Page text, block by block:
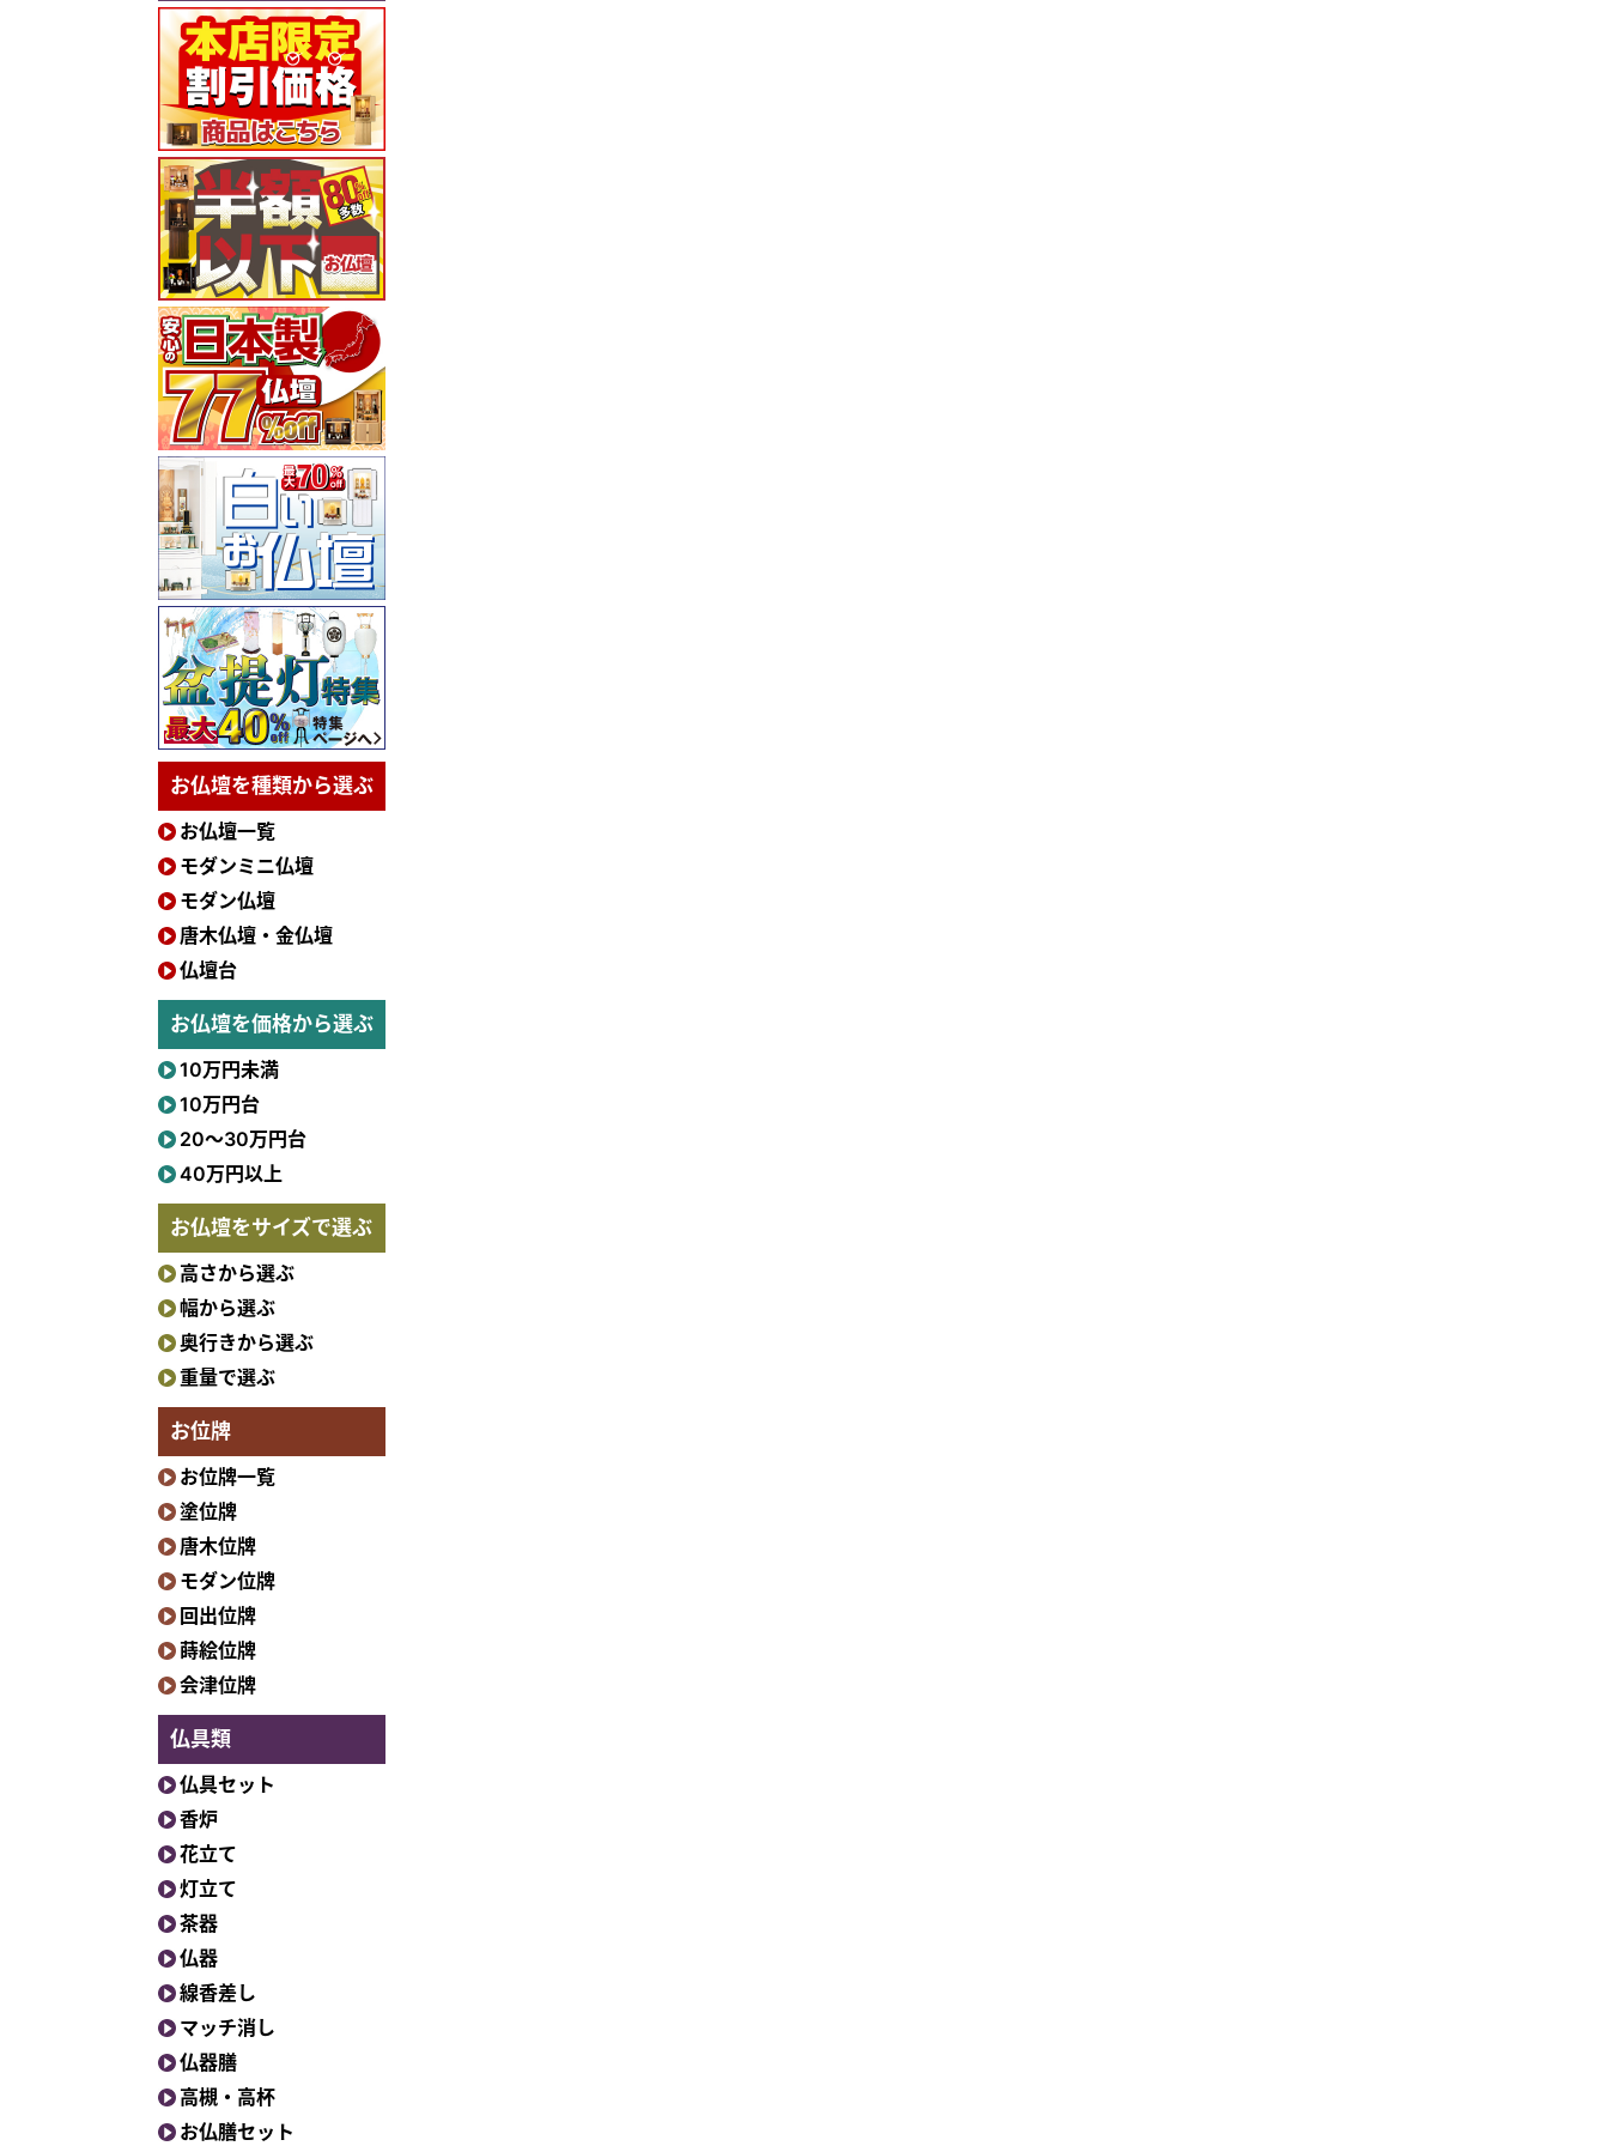
お仏壇を種類から選ぶ
お仏壇一覧
モダンミニ仏壇
モダン仏壇
唐木仏壇・金仏壇
仏壇台
お仏壇を価格から選ぶ
10万円未満
10万円台
20〜30万円台
40万円以上
お仏壇をサイズで選ぶ
高さから選ぶ
幅から選ぶ
奥行きから選ぶ
重量で選ぶ
お位牌
お位牌一覧
塗位牌
唐木位牌
モダン位牌
回出位牌
蒔絵位牌
会津位牌
仏具類
仏具セット
香炉
花立て
灯立て
茶器
仏器
線香差し
マッチ消し
仏器膳
高槻・高杯
お仏膳セット